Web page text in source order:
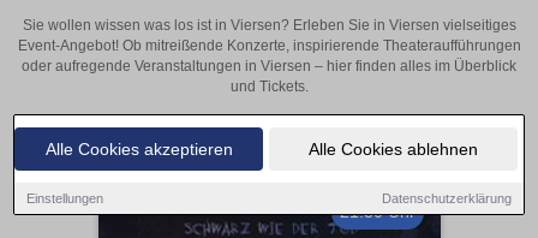
Alle Cookies akzeptieren Alle Cookies ablehnen
Einstellungen Datenschutzerklärung
Sie wollen wissen was los ist in Viersen? Erleben Sie in Viersen vielseitiges
Event-Angebot! Ob mitreißende Konzerte, inspirierende Theateraufführungen
oder aufregende Veranstaltungen in Viersen – hier finden alles im Überblick
und Tickets.
21:30 Uhr